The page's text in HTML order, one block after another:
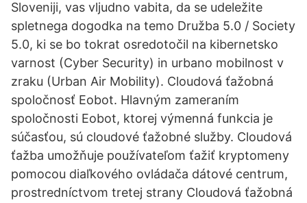
Sloveniji, vas vljudno vabita, da se udeležite
spletnega dogodka na temo Družba 5.0 / Society
5.0, ki se bo tokrat osredotočil na kibernetsko
varnost (Cyber Security) in urbano mobilnost v
zraku (Urban Air Mobility). Cloudová ťažobná
spoločnosť Eobot. Hlavným zameraním
spoločnosti Eobot, ktorej výmenná funkcia je
súčasťou, sú cloudové ťažobné služby. Cloudová
ťažba umožňuje používateľom ťažiť kryptomeny
pomocou diaľkového ovládača dátové centrum,
prostredníctvom tretej strany Cloudová ťažobná